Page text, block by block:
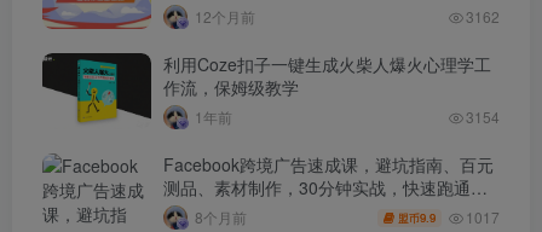
12个月前 3162
利用Coze扣子一键生成火柴人爆火心理学工
作流，保姆级教学
1年前 3154
Facebook跨境广告速成课，避坑指南、百元
测品、素材制作，30分钟实战，快速跑通首
单出单8个月前 盟币9.9 1017